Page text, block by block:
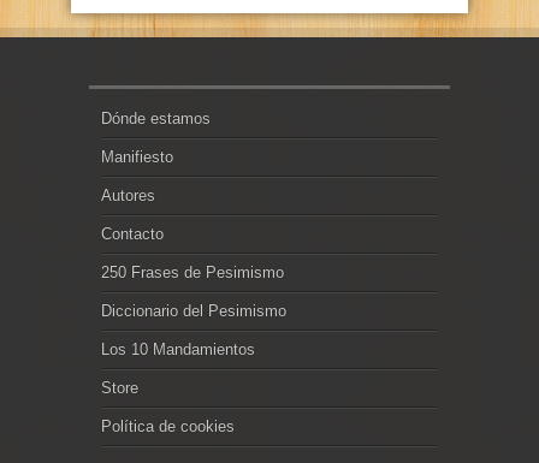
Dónde estamos
Manifiesto
Autores
Contacto
250 Frases de Pesimismo
Diccionario del Pesimismo
Los 10 Mandamientos
Store
Política de cookies